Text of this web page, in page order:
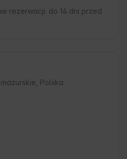
rezerwacji: do 14 dni przed
Polska